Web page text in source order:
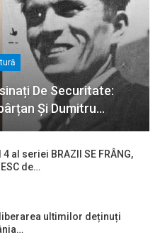
De Securitate:
Și Dumitru…
al seriei BRAZII SE FRÂNG,
de…
ultimilor deținuți